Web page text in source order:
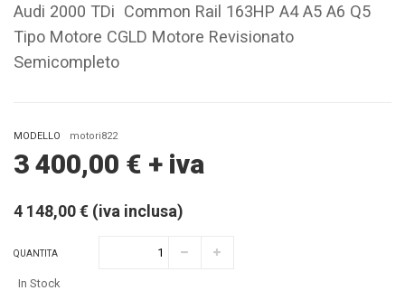
Audi 2000 TDi Common Rail 163HP A4 A5 A6 Q5
Tipo Motore CGLD Motore Revisionato
Semicompleto
MODELLO motori822
3 400,00 € + iva
4 148,00 € (iva inclusa)
QUANTITA
In Stock